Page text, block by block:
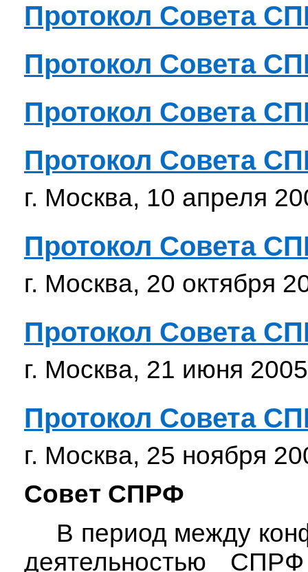
Протокол Совета
Протокол Совета
Протокол Совета
Протокол Совета
г. Москва, 10 апреля
Протокол Совета
г. Москва, 20 октября
Протокол Совета
г. Москва, 21 июня
Протокол Совета
г. Москва, 25 ноября
Совет СПРФ
В период между
деятельностью